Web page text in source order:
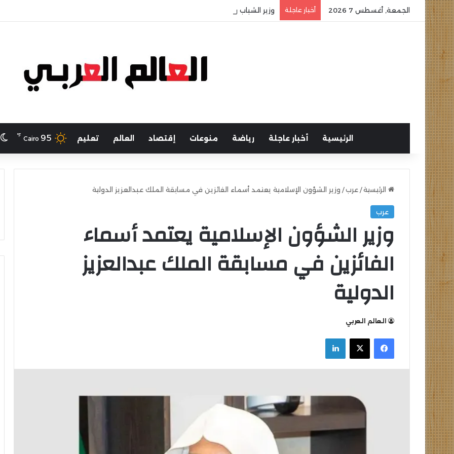
الجمعة, أغسطس 7 2026 أخبار عاجلة وزير الشباب والرياضة يهنئ منتخب مصر للشطرنج
الرئيسية أخبار عاجلة رياضة منوعات إقتصاد العالم تعليم Cairo 95
℉
الرئيسية/ عرب/ وزير الشؤون الإسلامية يعتمد أسماء الفائزين في مسابقة الملك عبدالعزيز الدولية
عرب
وزير الشؤون الإسلامية يعتمد أسماء
الفائزين في مسابقة الملك عبدالعزيز
الدولية
العالم العربي
فيسبوك
‫X لينكدإن